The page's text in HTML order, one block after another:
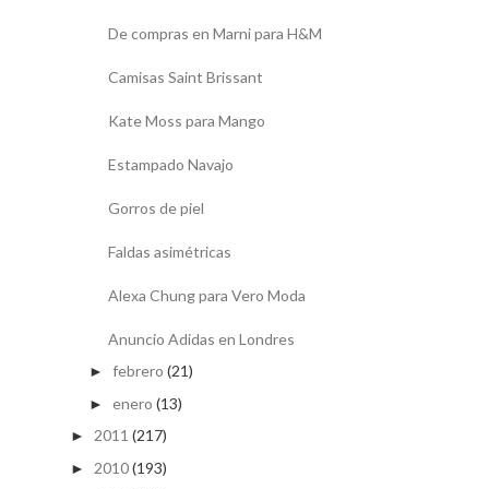
De compras en Marni para H&M
Camisas Saint Brissant
Kate Moss para Mango
Estampado Navajo
Gorros de piel
Faldas asimétricas
Alexa Chung para Vero Moda
Anuncio Adidas en Londres
► febrero (21)
► enero (13)
► 2011 (217)
► 2010(193)